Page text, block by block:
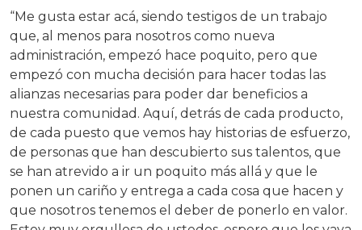
“Me gusta estar acá, siendo testigos de un trabajo
que, al menos para nosotros como nueva
administración, empezó hace poquito, pero que
empezó con mucha decisión para hacer todas las
alianzas necesarias para poder dar beneficios a
nuestra comunidad. Aquí, detrás de cada producto,
de cada puesto que vemos hay historias de esfuerzo,
de personas que han descubierto sus talentos, que
se han atrevido a ir un poquito más allá y que le
ponen un cariño y entrega a cada cosa que hacen y
que nosotros tenemos el deber de ponerlo en valor.